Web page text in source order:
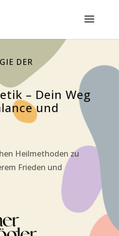
DER
– Dein Weg
und
Heil­me­tho­den zu
Frie­den und